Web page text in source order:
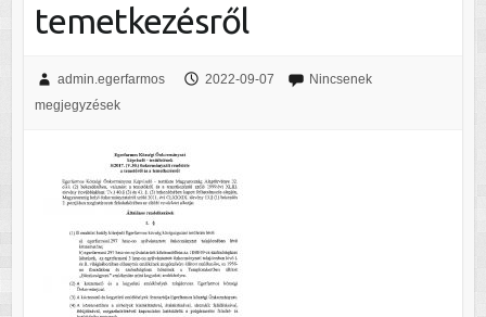
temetkezésről
admin.egerfarmos 2022-09-07
Nincsenek
megjegyzések